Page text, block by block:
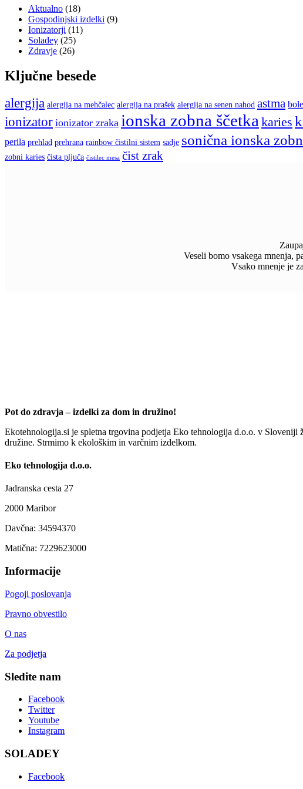
Aktualno (18)
Gospodinjski izdelki (9)
Ionizatorji (11)
Soladey (25)
Zdravje (26)
Ključne besede
alergija alergija na mehčalec alergija na prašek alergija na senen nahod astma
ionizator ionizator zraka ionska zobna ščetka karies
perila prehlad prehrana rainbow čistilni sistem sadje sonična ionska
zobni karies čista pljuča čistilec mesa čist zrak
Veseli bomo vsakega mnenja,
Vsako mnenje je
Pot do zdravja – izdelki za dom in družino!
Ekotehnologija.si je spletna trgovina podjetja Eko tehnologija d.o.o. v
družine. Strmimo k ekološkim in varčnim izdelkom.
Eko tehnologija d.o.o.
Jadranska cesta 27
2000 Maribor
Davčna: 34594370
Matična: 7229623000
Informacije
Pogoji poslovanja
Pravno obvestilo
O nas
Za podjetja
Sledite nam
Facebook
Twitter
Youtube
Instagram
SOLADEY
Facebook